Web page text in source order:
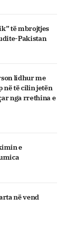
të mbrojtjes
Pakistan
lidhur me
në të cilin jetën
nga rrethina e
e
në vend